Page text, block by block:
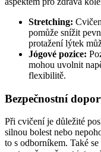
Stretching:
pomůže snížit
protažení lýtek
Jógové pozice:
mohou uvolnit
flexibilitě.
Bezpečnostní
Při cvičení je důležité
silnou bolest nebo
to s odborníkem. Také